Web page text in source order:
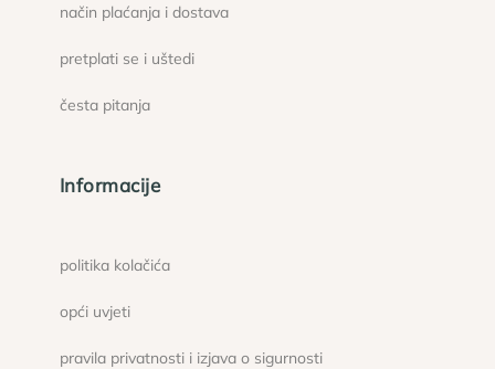
način plaćanja i dostava
pretplati se i uštedi
česta pitanja
Informacije
politika kolačića
opći uvjeti
pravila privatnosti i izjava o sigurnosti